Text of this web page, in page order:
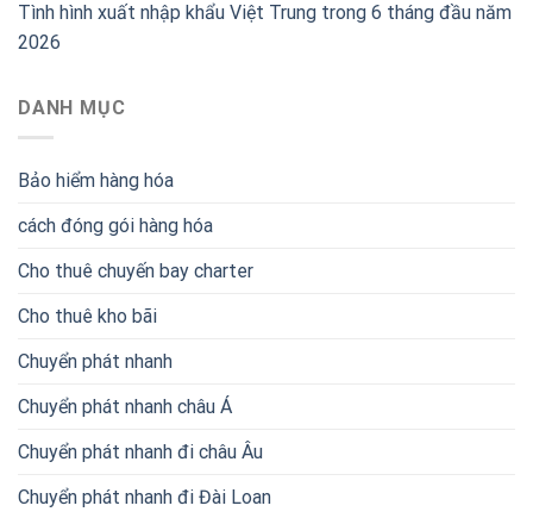
Tình hình xuất nhập khẩu Việt Trung trong 6 tháng đầu năm
2026
DANH MỤC
Bảo hiểm hàng hóa
cách đóng gói hàng hóa
Cho thuê chuyến bay charter
Cho thuê kho bãi
Chuyển phát nhanh
Chuyển phát nhanh châu Á
Chuyển phát nhanh đi châu Âu
Chuyển phát nhanh đi Đài Loan